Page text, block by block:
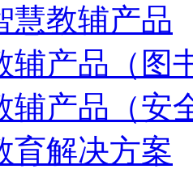
慧教辅产品
辅产品（图
辅产品（安
育解决方案